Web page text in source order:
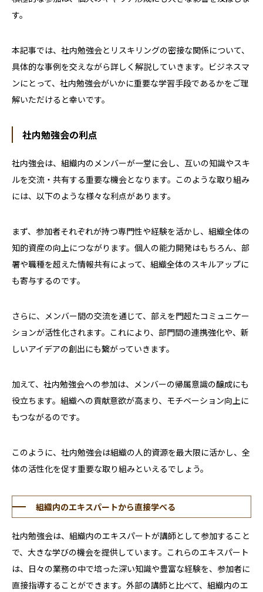
す。
本記事では、社内勉強会とリスキリングの密接な関係について、
具体的な事例を交えながら詳しく解説していきます。ビジネスマ
ンにとって、社内勉強会がいかに重要な学習手段であるかをご理
解いただけると幸いです。
社内勉強会の利点
社内強会は、組織内のメンバーが一堂に会し、互いの知識やスキ
ルを交流・共有する重要な機会となります。このような取り組み
には、以下のような様々な利点があります。
まず、参加者それぞれが持つ専門性や経験を活かし、組織全体の
知的資産の向上につながります。個人の能力開発はもちろん、部
署や職種を超えた情報共有によって、組織全体のスキルアップに
も寄与するのです。
さらに、メンバー間の交流を通じて、部えを門超たコミュニケー
ションが活性化されます。これにより、部門間の連携強化や、新
しいアイデアの創出にも繋がっていきます。
加えて、社内勉強会への参加は、メンバーの帰属意識の醸成にも
役立ちます。組織への貢献意欲が高まり、モチベーション向上に
もつながるのです。
このように、社内勉強会は組織の人的資源を最大限に活かし、全
体の活性化を促す重要な取り組みといえるでしょう。
組織内のエキスパートから直接学べる
社内勉強会は、組織内のエキスパートが講師として参加すること
で、大きな学びの機会を提供しています。これらのエキスパート
は、日々の業務の中で培った深い知識や豊富な経験を、参加者に
直接指導することができます。外部の講師と比べて、組織内のエ